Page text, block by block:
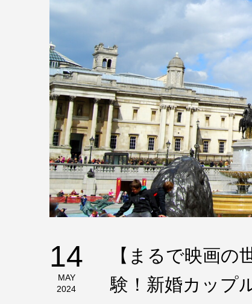
14
MAY
2024
【まるで映画の
験！新婚カップ